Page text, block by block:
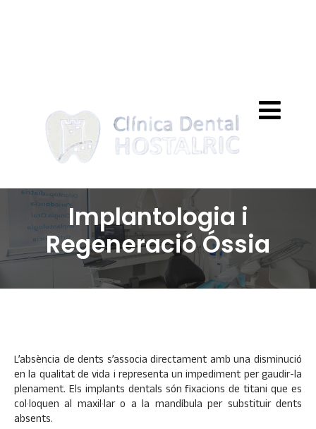
Implantologia i
Regeneració Óssia
L’absència de dents s’associa directament amb una disminució
en la qualitat de vida i representa un impediment per gaudir-la
plenament. Els implants dentals són fixacions de titani que es
col·loquen al maxil·lar o a la mandíbula per substituir dents
absents.